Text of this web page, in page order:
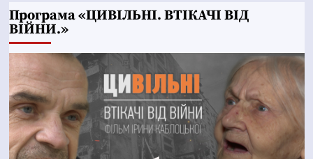
Програма «ЦИВІЛЬНІ. ВТІКАЧІ ВІД
ВІЙНИ.»